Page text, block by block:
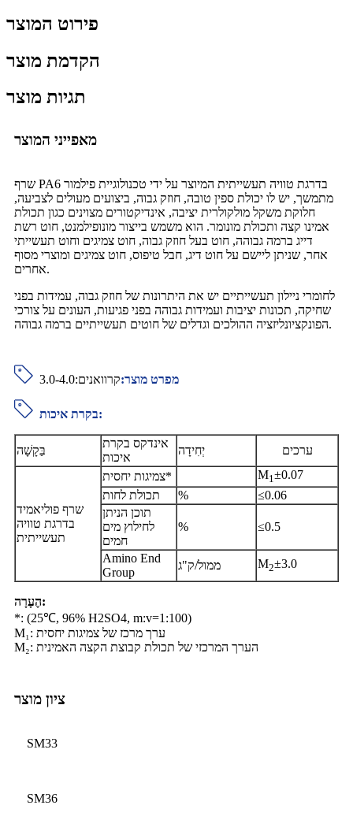
פירוט המוצר
הקדמת מוצר
תגיות מוצר
מאפייני המוצר
שרף PA6 בדרגת טוויה תעשייתית המיוצר על ידי טכנולוגיית פילמור
מתמשך, יש לו יכולת ספין טובה, חוזק גבוה, ביצועים מעולים לצביעה,
חלוקת משקל מולקולרית יציבה, אינדיקטורים מצוינים כגון תכולת
אמינו קצה ותכולת מונומר. הוא משמש בייצור מונופילמנט, חוט רשת
דייג ברמה גבוהה, חוט בעל חוזק גבוה, חוט צמיגים וחוט תעשייתי
אחר, שניתן ליישם על חוט דיג, חבל טיפוס, חוט צמיגים ומוצרי מסוף
אחרים.
לחומרי ניילון תעשייתיים יש את היתרונות של חוזק גבוה, עמידות בפני
שחיקה, תכונות יציבות ועמידות גבוהה בפני פגיעות, העונים על צורכי
הפונקציונליזציה ההולכים וגדלים של חוטים תעשייתיים ברמה גבוהה.
מפרט מוצר:קרוואנים:3.0-4.0
בקרת איכות:
בַּקָשָׁה
אינדקס בקרת
איכות
יְחִידָה ערכים
שרף פוליאמיד
בדרגת טוויה
תעשייתית
צמיגות יחסית* M1±0.07
תכולת לחות
%
≤0.06
תוכן הניתן
לחילוץ מים
חמים
% ≤0.5
Amino End
Group
ממול/ק"ג M2±3.0
הֶעָרָה:
*: (25℃, 96% H2SO4, m:v=1:100)
M₁: ערך מרכז של צמיגות יחסית
M₂: הערך המרכזי של תכולת קבוצת הקצה האמינית
ציון מוצר
SM33
SM36